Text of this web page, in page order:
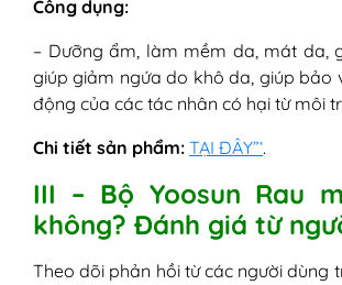
Công dụng:
– Dưỡng ẩm, làm mềm da, mát da,
giúp giảm ngứa do khô da, giúp bảo
động của các tác nhân có hại từ môi
Chi tiết sản phẩm: TẠI ĐÂY”‘.
III – Bộ Yoosun Rau
không? Đánh giá từ
Theo dõi phản hồi từ các người dùng